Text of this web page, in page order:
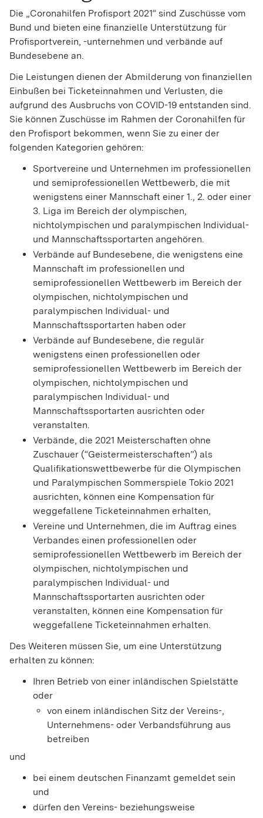
Die „Coronahilfen Profisport 2021“ sind Zuschüsse vom
Bund und bieten eine finanzielle Unterstützung für
Profisportverein, -unternehmen und verbände auf
Bundesebene an.
Die Leistungen dienen der Abmilderung von finanziellen
Einbußen bei Ticketeinnahmen und Verlusten, die
aufgrund des Ausbruchs von COVID-19 entstanden sind.
Sie können Zuschüsse im Rahmen der Coronahilfen für
den Profisport bekommen, wenn Sie zu einer der
folgenden Kategorien gehören:
Sportvereine und Unternehmen im professionellen
und semiprofessionellen Wettbewerb, die mit
wenigstens einer Mannschaft einer 1., 2. oder einer
3. Liga im Bereich der olympischen,
nichtolympischen und paralympischen Individual-
und Mannschaftssportarten angehören.
Verbände auf Bundesebene, die wenigstens eine
Mannschaft im professionellen und
semiprofessionellen Wettbewerb im Bereich der
olympischen, nichtolympischen und
paralympischen Individual- und
Mannschaftssportarten haben oder
Verbände auf Bundesebene, die regulär
wenigstens einen professionellen oder
semiprofessionellen Wettbewerb im Bereich der
olympischen, nichtolympischen und
paralympischen Individual- und
Mannschaftssportarten ausrichten oder
veranstalten.
Verbände, die 2021 Meisterschaften ohne
Zuschauer (“Geistermeisterschaften”) als
Qualifikationswettbewerbe für die Olympischen
und Paralympischen Sommerspiele Tokio 2021
ausrichten, können eine Kompensation für
weggefallene Ticketeinnahmen erhalten,
Vereine und Unternehmen, die im Auftrag eines
Verbandes einen professionellen oder
semiprofessionellen Wettbewerb im Bereich der
olympischen, nichtolympischen und
paralympischen Individual- und
Mannschaftssportarten ausrichten oder
veranstalten, können eine Kompensation für
weggefallene Ticketeinnahmen erhalten.
Des Weiteren müssen Sie, um eine Unterstützung
erhalten zu können:
Ihren Betrieb von einer inländischen Spielstätte
oder
von einem inländischen Sitz der Vereins-,
Unternehmens- oder Verbandsführung aus
betreiben
und
bei einem deutschen Finanzamt gemeldet sein
und
dürfen den Vereins- beziehungsweise